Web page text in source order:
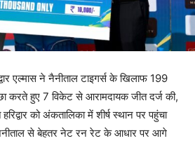
एल्मास ने नैनीताल टाइगर्स के खिलाफ 199
करते हुए 7 विकेट से आरामदायक जीत दर्ज की,
को अंकतालिका में शीर्ष स्थान पर पहुंचा
से बेहतर नेट रन रेट के आधार पर आगे